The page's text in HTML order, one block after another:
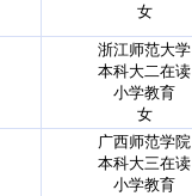
女
浙江师范大学
本科大二在读
小学教育
女
广西师范学院
本科大三在读
小学教育